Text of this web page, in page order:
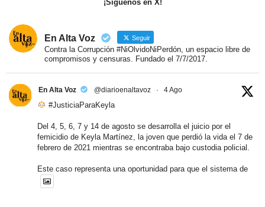
¡Síguenos en X!
En Alta Voz Seguir
Contra la Corrupción #NiOlvidoNiPerdón, un espacio libre de
compromisos y censuras. Fundado el 7/7/2017.
En Alta Voz @diarioenaltavoz · 4 Ago
#JusticiaParaKeyla
Del 4, 5, 6, 7 y 14 de agosto se desarrolla el juicio por el
femicidio de Keyla Martínez, la joven que perdió la vida el 7 de
febrero de 2021 mientras se encontraba bajo custodia policial.
Este caso representa una oportunidad para que el sistema de